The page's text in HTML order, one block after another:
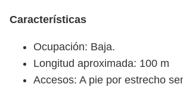
Características
Ocupación: Baja.
Longitud aproximada: 100 m
Accesos: A pie por estrecho